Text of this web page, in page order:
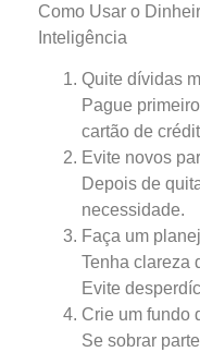
Como Usar o
Inteligência
Quite dívidas
Pague
cartão de
Evite novos
Depois de
necessidade.
Faça um
Tenha clareza
Evite
Crie um fundo
Se sobrar